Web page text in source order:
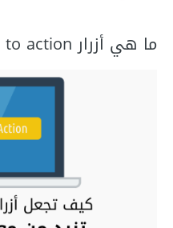
ما هي أزرار Call to action